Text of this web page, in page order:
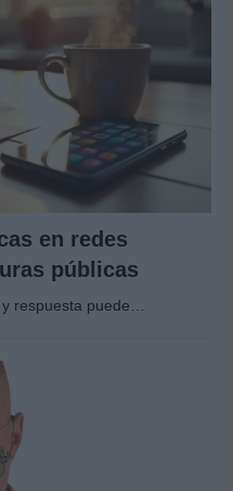
en redes
públicas
respuesta puede…